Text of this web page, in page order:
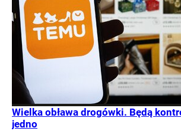
Wielka obława drogówki. Będą
jedno